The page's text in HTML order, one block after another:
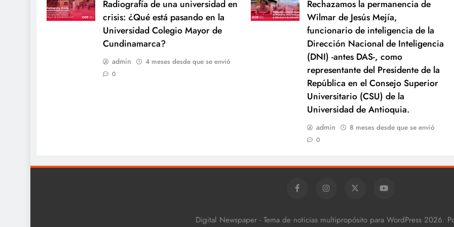
Radiografía de una universidad en
crisis: ¿Qué está pasando en la
Universidad Colegio Mayor de
Cundinamarca?
admin 4 meses desde que se envió
0
Rechazamos la permanencia de
Wilmar de Jesús Mejía,
funcionario de inteligencia de la
Dirección Nacional de Inteligencia
(DNI) -antes DAS-, como
representante del Presidente de la
República en el Consejo Superior
Universitario (CSU) de la
Universidad de Antioquia.
admin 8 meses desde que se envió
0
Digital Newspaper - Tema de noticias multipropósito para WordPress 2026.